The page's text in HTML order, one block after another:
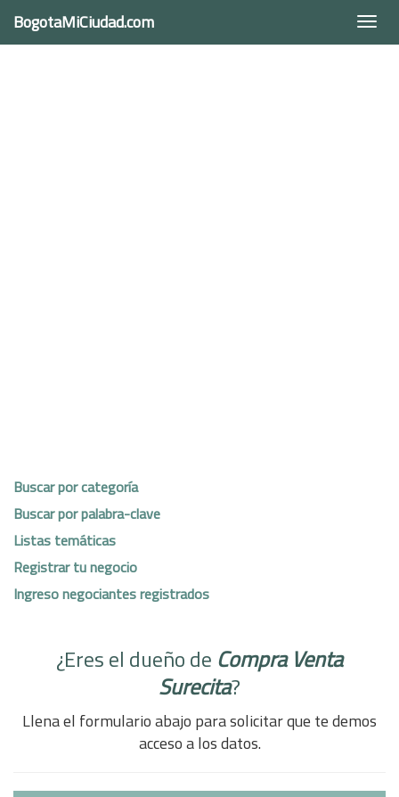
BogotaMiCiudad.com
Buscar por categoría
Buscar por palabra-clave
Listas temáticas
Registrar tu negocio
Ingreso negociantes registrados
¿Eres el dueño de Compra Venta
Surecita?
Llena el formulario abajo para solicitar que te demos
acceso a los datos.